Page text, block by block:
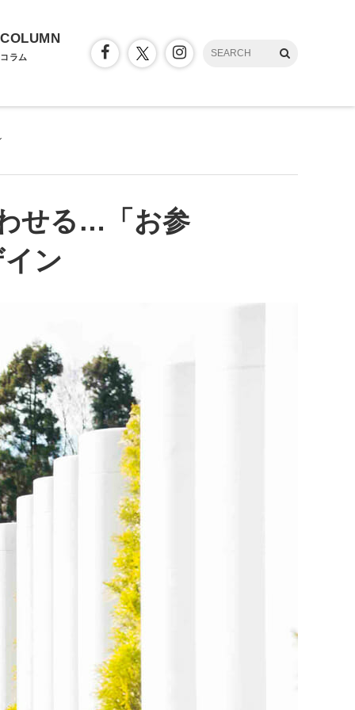
COLUMN
コラム
せる…「お参
ン